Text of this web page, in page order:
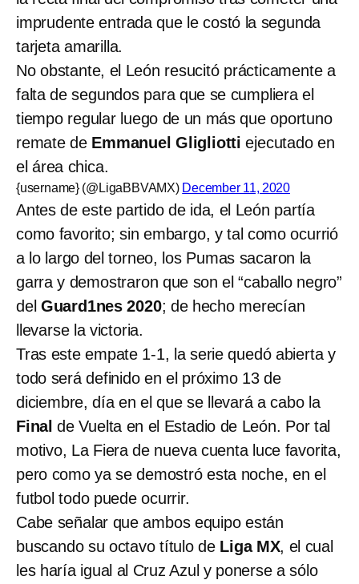
imprudente entrada que le costó la segunda
tarjeta amarilla.
No obstante, el León resucitó prácticamente a
falta de segundos para que se cumpliera el
tiempo regular luego de un más que oportuno
remate de Emmanuel Gligliotti ejecutado en
el área chica.
{username} (@LigaBBVAMX) December 11, 2020
Antes de este partido de ida, el León partía
como favorito; sin embargo, y tal como ocurrió
a lo largo del torneo, los Pumas sacaron la
garra y demostraron que son el “caballo negro”
del Guard1nes 2020; de hecho merecían
llevarse la victoria.
Tras este empate 1-1, la serie quedó abierta y
todo será definido en el próximo 13 de
diciembre, día en el que se llevará a cabo la
Final de Vuelta en el Estadio de León. Por tal
motivo, La Fiera de nueva cuenta luce favorita,
pero como ya se demostró esta noche, en el
futbol todo puede ocurrir.
Cabe señalar que ambos equipo están
buscando su octavo título deLiga MX, el cual
les haría igual al Cruz Azul y ponerse a sólo